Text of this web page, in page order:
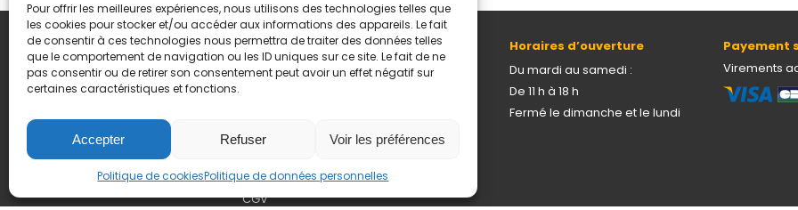
Pour offrir les meilleures expériences, nous utilisons des technologies telles que
les cookies pour stocker et/ou accéder aux informations des appareils. Le fait
de consentir à ces technologies nous permettra de traiter des données telles
que le comportement de navigation ou les ID uniques sur ce site. Le fait de ne
pas consentir ou de retirer son consentement peut avoir un effet négatif sur
certaines caractéristiques et fonctions.
Accepter Refuser Voir les préférences
Politique de cookiesPolitique de données personnelles
Coordonnées
8, quai Romain Rolland 69005 Lyon
Plan d'accès
Politique de données personnelles
CGV
Horaires d’ouverture
Du mardi au samedi :
De 11 h à 18 h
Fermé le dimanche et le lundi
Payement
Virements